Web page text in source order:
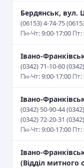
Бердянськ, вул.
(06153) 4-74-75
Пн-Чт: 9:00-17:00 Пт:
Івано-
(0342) 71-10-60
Пн-Чт: 9:00-17:00 Пт:
Івано-
(0342) 50-90-44
(0342) 72-20-31
Пн-Чт: 9:00-17:00 Пт:
Івано-
(Відділ